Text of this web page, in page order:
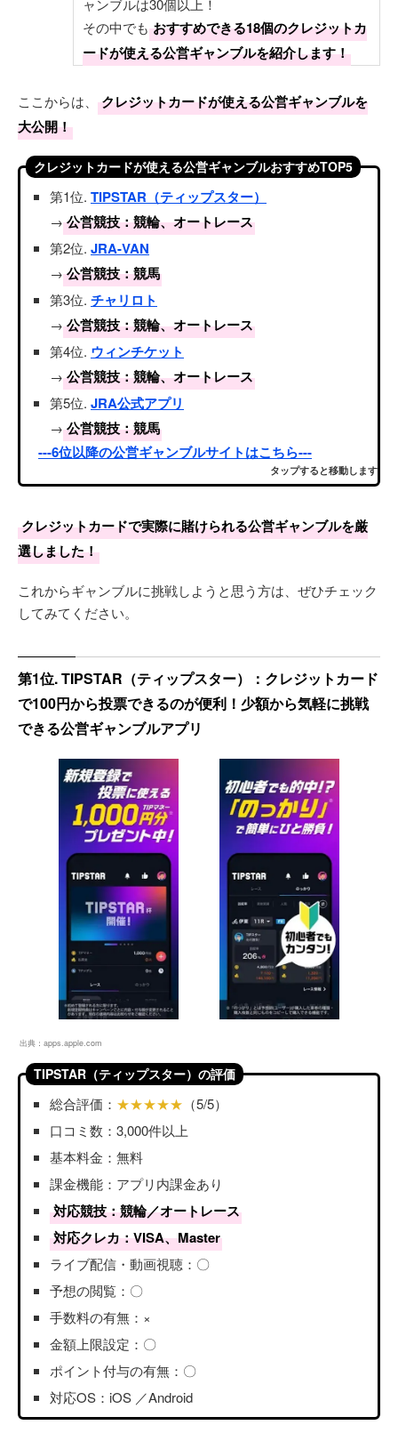
その中でも おすすめできる18個のクレジットカ
ードが使える公営ギャンブルを紹介します！
ここからは、
クレジットカードが使える公営ギャンブルを
大公開！
クレジットカードが使える公営ギャンブルおすすめTOP5
第1位. TIPSTAR（ティップスター）
→ 公営競技：競輪、オートレース
第2位. JRA-VAN
→ 公営競技：競馬
第3位. チャリロト
→ 公営競技：競輪、オートレース
第4位. ウィンチケット
→ 公営競技：競輪、オートレース
第5位. JRA公式アプリ
→ 公営競技：競馬
---6位以降の公営ギャンブルサイトはこちら---
タップすると移動します
クレジットカードで実際に賭けられる公営ギャンブルを厳
選しました！
これからギャンブルに挑戦しようと思う方は、ぜひチェック
してみてください。
第1位. TIPSTAR（ティップスター）：クレジットカード
で100円から投票できるのが便利！少額から気軽に挑戦
できる公営ギャンブルアプリ
出典： apps.apple.com
TIPSTAR（ティップスター）の評価
総合評価： ★★★★★ （5/5）
口コミ数：3,000件以上
基本料金：無料
課金機能：アプリ内課金あり
対応競技：競輪／オートレース
対応クレカ：VISA、Master
ライブ配信・動画視聴：〇
予想の閲覧：〇
手数料の有無：×
金額上限設定：〇
ポイント付与の有無：〇
対応OS：iOS ／Android